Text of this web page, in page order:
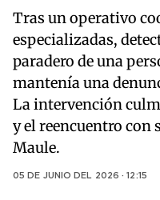
Tras un operativo
especializadas,
paradero de una
mantenía una
La intervención
y el reencuentro con
Maule.
05 DE JUNIO DEL 2026 · 12:15